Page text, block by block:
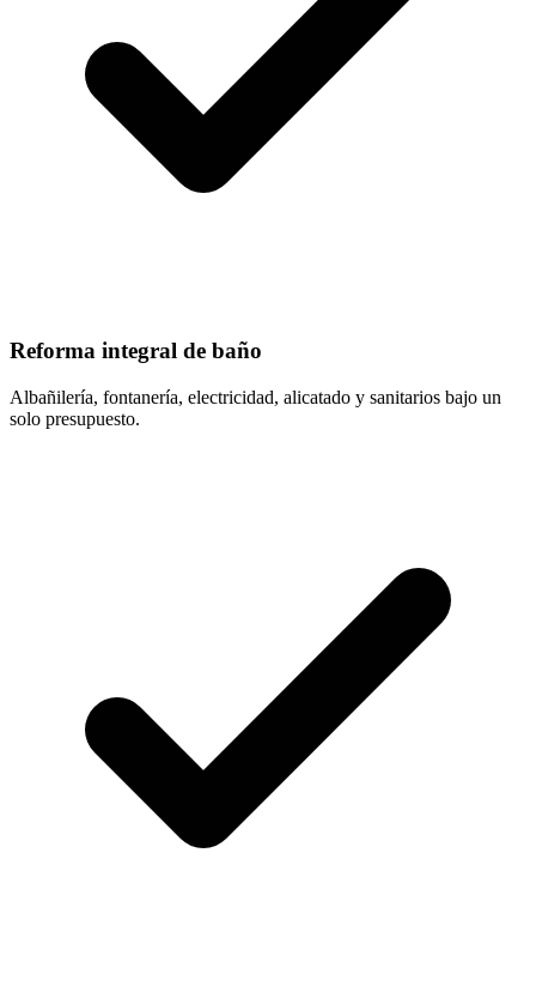
Reforma integral de baño
Albañilería, fontanería, electricidad, alicatado y sanitarios bajo un
solo presupuesto.